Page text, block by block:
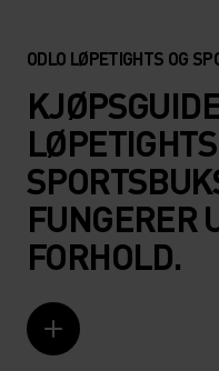
ODLO LØPETIGHTS OG
FUNGERER
FORHOLD.